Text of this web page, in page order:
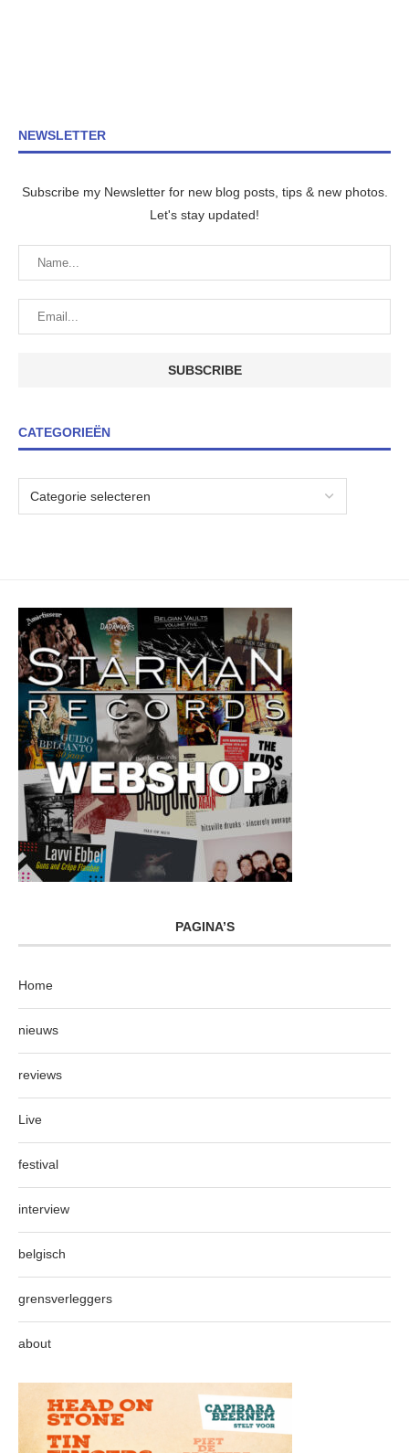
NEWSLETTER
Subscribe my Newsletter for new blog posts, tips & new photos.
Let's stay updated!
CATEGORIEËN
PAGINA’S
Home
nieuws
reviews
Live
festival
interview
belgisch
grensverleggers
about